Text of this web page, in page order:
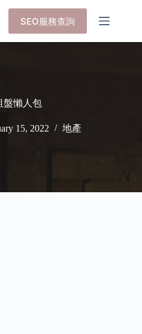
SEO服務查詢
盤懶人包
15, 2022 地產